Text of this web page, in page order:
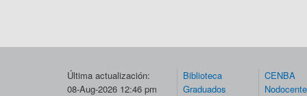
Última actualización:
08-Aug-2026 12:46 pm
Biblioteca
Graduados
CENBA